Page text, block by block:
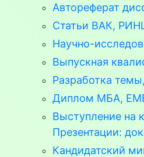
Автореферат
Статьи ВАК,
Научно-
Выпускная
Разработка
Диплом МБА,
Выступление на
Презентации:
Кандидатский